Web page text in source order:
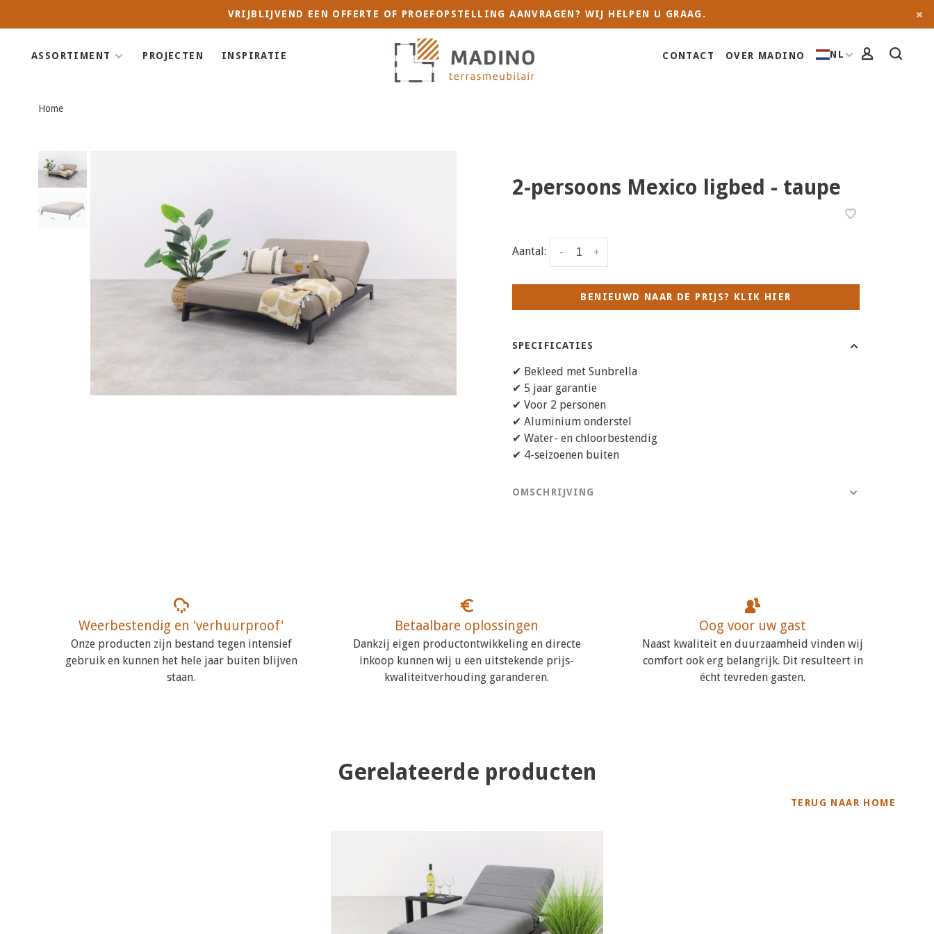
VRIJBLIJVEND EEN OFFERTE OF PROEFOPSTELLING AANVRAGEN? WIJ HELPEN U GRAAG.
ASSORTIMENT PROJECTEN INSPIRATIE CONTACT OVER MADINO NL
Home
2-persoons Mexico ligbed - taupe
Aantal: +
-
BENIEUWD NAAR DE PRIJS? KLIK HIER
SPECIFICATIES
✔ Bekleed met Sunbrella
✔ 5 jaar garantie
✔ Voor 2 personen
✔ Aluminium onderstel
✔ Water- en chloorbestendig
✔ 4-seizoenen buiten
OMSCHRIJVING
Weerbestendig en 'verhuurproof'
Onze producten zijn bestand tegen intensief
gebruik en kunnen het hele jaar buiten blijven
staan.
Betaalbare oplossingen
Dankzij eigen productontwikkeling en directe
inkoop kunnen wij u een uitstekende prijs-
kwaliteitverhouding garanderen.
Oog voor uw gast
Naast kwaliteit en duurzaamheid vinden wij
comfort ook erg belangrijk. Dit resulteert in
écht tevreden gasten.
Gerelateerde producten
TERUG NAAR HOME